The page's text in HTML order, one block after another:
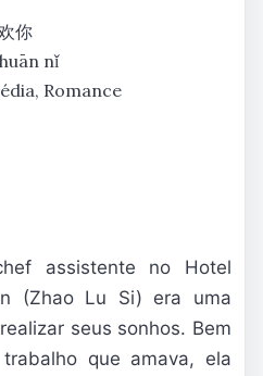
你
nǐ
Romance
assistente no Hotel
(Zhao Lu Si) era uma
seus sonhos. Bem
que amava, ela